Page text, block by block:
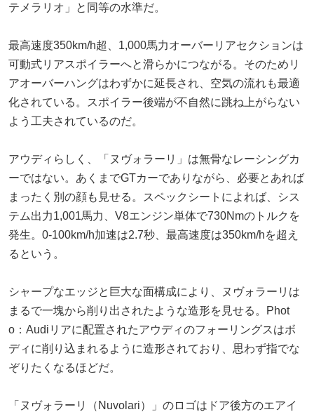
テメラリオ」と同等の水準だ。
最高速度350km/h超、1,000馬力オーバーリアセクションは
可動式リアスポイラーへと滑らかにつながる。そのためリ
アオーバーハングはわずかに延長され、空気の流れも最適
化されている。スポイラー後端が不自然に跳ね上がらない
よう工夫されているのだ。
アウディらしく、「ヌヴォラーリ」は無骨なレーシングカ
ーではない。あくまでGTカーでありながら、必要とあれば
まったく別の顔も見せる。スペックシートによれば、シス
テム出力1,001馬力、V8エンジン単体で730Nmのトルクを
発生。0-100km/h加速は2.7秒、最高速度は350km/hを超え
るという。
シャープなエッジと巨大な面構成により、ヌヴォラーリは
まるで一塊から削り出されたような造形を見せる。Phot
o：Audiリアに配置されたアウディのフォーリングスはボ
ディに削り込まれるように造形されており、思わず指でな
ぞりたくなるほどだ。
「ヌヴォラーリ（Nuvolari）」のロゴはドア後方のエアイ